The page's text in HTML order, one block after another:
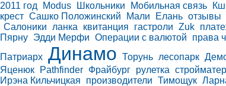
2011 год Modus Школьники Мобильная связь
крест Сашко Положинский Мали Елань отзывы
Салоники
ланка квитанция гастроли Zuk
Пярну Эдди Мерфи Операции с валютой права
Патриарх Динамо Торунь лесопарк
Яценюк
Pathfinder Фрайбург рулетка
Ирэна Кильчицкая
производители Тимощук